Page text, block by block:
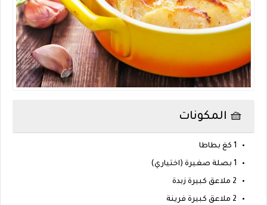
🧺 المكونات
1 كغ بطاطا
1 بصلة صغيرة (اختياري)
2 ملاعق كبيرة زبدة
2 ملاعق كبيرة فرينة